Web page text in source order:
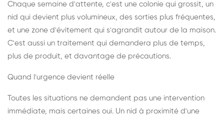
Chaque semaine d'attente, c'est une colonie qui grossit, un
nid qui devient plus volumineux, des sorties plus fréquentes,
et une zone d'évitement qui s'agrandit autour de la maison.
C'est aussi un traitement qui demandera plus de temps,
plus de produit, et davantage de précautions.
Quand l'urgence devient réelle
Toutes les situations ne demandent pas une intervention
immédiate, mais certaines oui. Un nid à proximité d'une